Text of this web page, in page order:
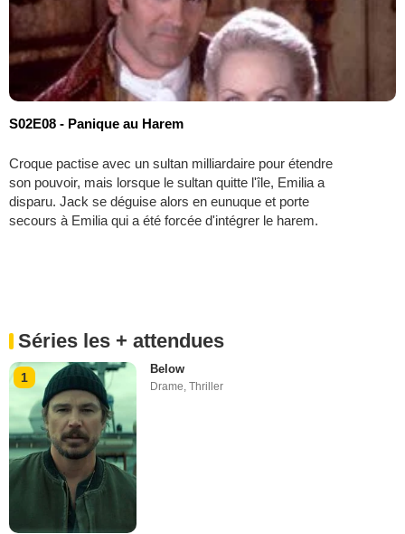
S02E08 - Panique au Harem
Croque pactise avec un sultan milliardaire pour étendre
son pouvoir, mais lorsque le sultan quitte l'île, Emilia a
disparu. Jack se déguise alors en eunuque et porte
secours à Emilia qui a été forcée d'intégrer le harem.
Séries les + attendues
1
Below
Drame,Thriller